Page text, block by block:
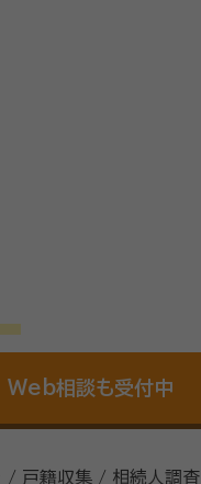
Web相談も受付中
/ 戸籍収集 / 相続人調査